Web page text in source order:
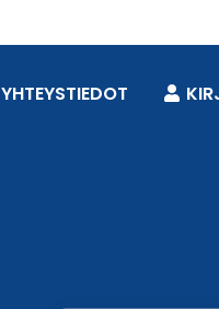
YHTEYSTIEDOT